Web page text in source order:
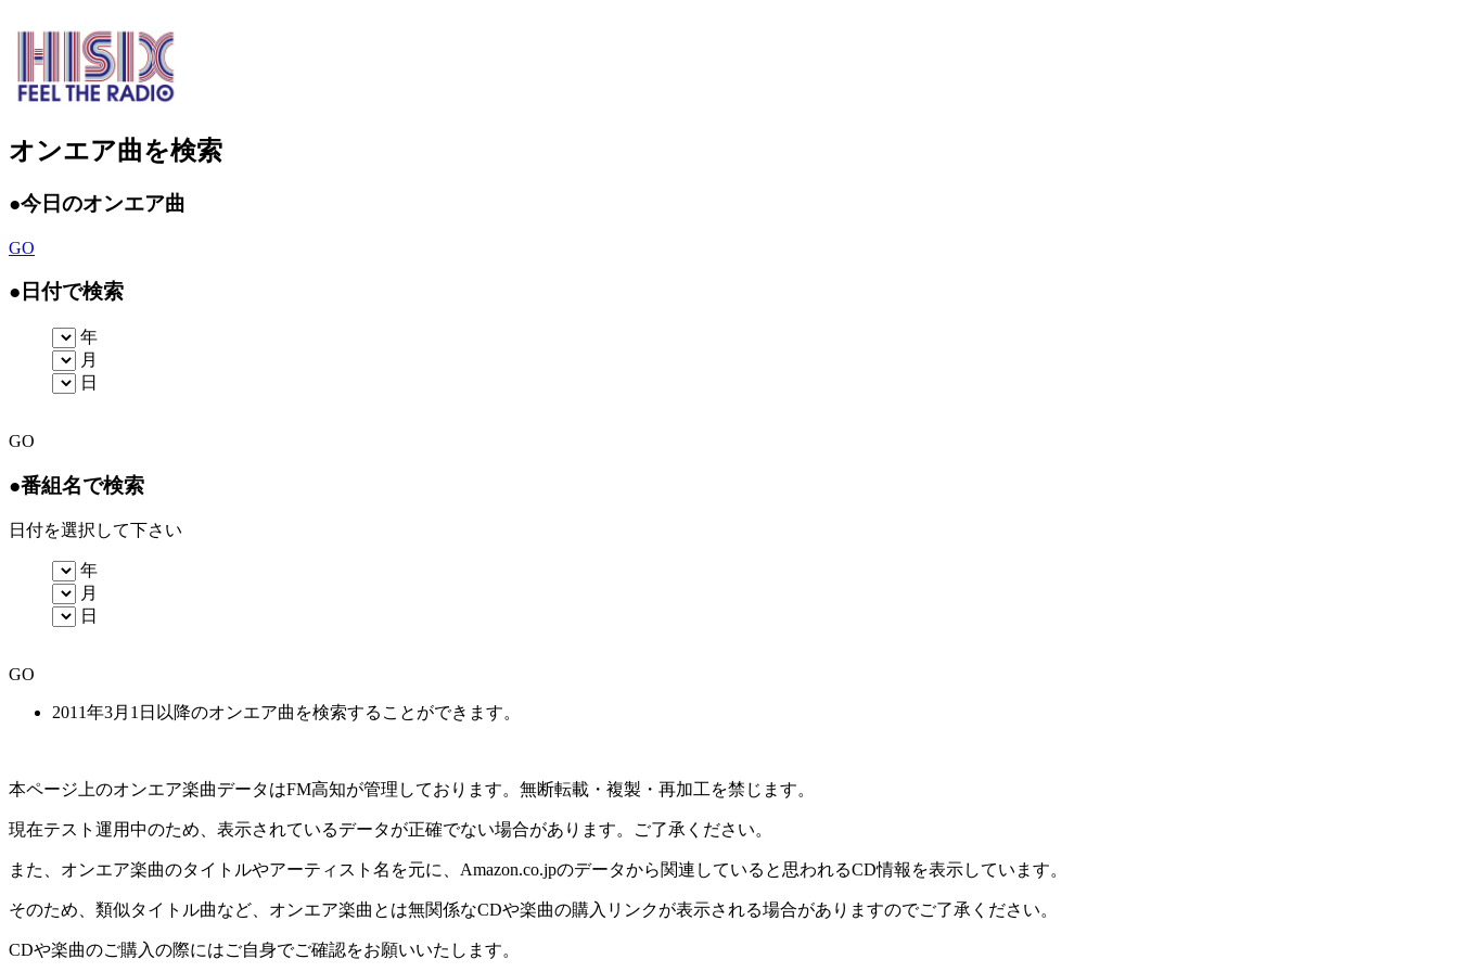
オンエア曲を検索
●今日のオンエア曲
GO
● 日付で検索
年
月
日
GO
●番組名で検索
日付を選択して下さい
年
月
日
GO
2011年3月1日以降のオンエア曲を検索することができます。
本ページ上のオンエア楽曲データはFM高知が管理しております。無断転載・複製・再加工を禁じます。
現在テスト運用中のため、表示されているデータが正確でない場合があります。ご了承ください。
また、オンエア楽曲のタイトルやアーティスト名を元に、Amazon.co.jpのデータから関連していると思われるCD情報を表示しています。
そのため、類似タイトル曲など、オンエア楽曲とは無関係なCDや楽曲の購入リンクが表示される場合がありますのでご了承ください。
CDや楽曲のご購入の際にはご自身でご確認をお願いいたします。